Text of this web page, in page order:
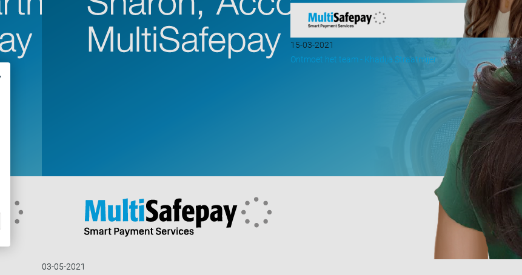
03-05-2021
15-03-2021
Ontmoet het team - Khadija Straatmijer